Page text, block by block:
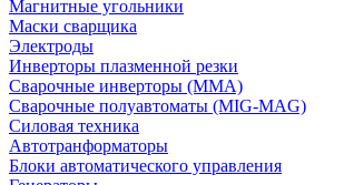
Магнитные угольники
Маски сварщика
Электроды
Инверторы плазменной резки
Сварочные инверторы (MMA)
Сварочные полуавтоматы (MIG-MAG)
Силовая техника
Автотранформаторы
Блоки автоматического управления